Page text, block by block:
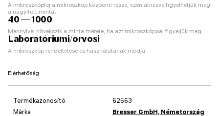
A mikroszkópfej a mikroszkóp központi része, ezen átnézve figyelhetjük meg
a nagyított mintát
40 — 1000
Mennyivel növekszik a minta mérete, ha azt mikroszkóppal figyeljük meg
Laboratóriumi/orvosi
A mikroszkóp rendeltetése és használatának módja
Elérhetőség
Termékazonosító
62563
Márka
Bresser GmbH, Németország